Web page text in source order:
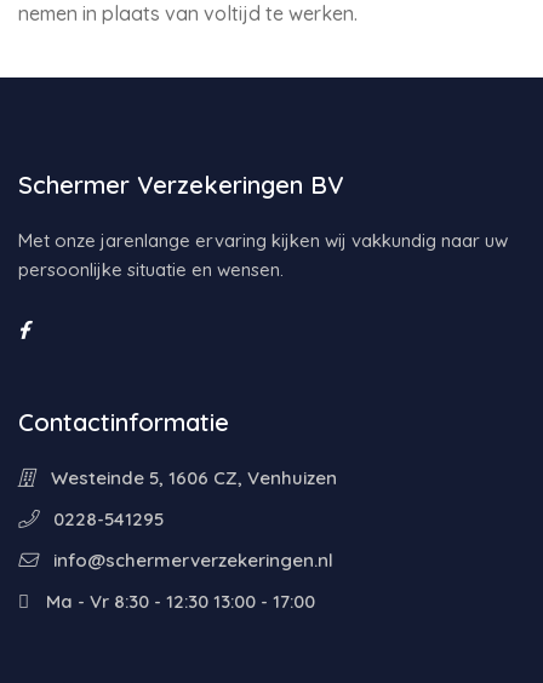
nemen in plaats van voltijd te werken.
Schermer Verzekeringen BV
Met onze jarenlange ervaring kijken wij vakkundig naar uw
persoonlijke situatie en wensen.
Contactinformatie
Westeinde 5, 1606 CZ, Venhuizen
0228-541295
info@schermerverzekeringen.nl
Ma - Vr 8:30 - 12:30 13:00 - 17:00